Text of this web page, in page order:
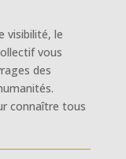
visibilité, le
vous
des
connaître tous